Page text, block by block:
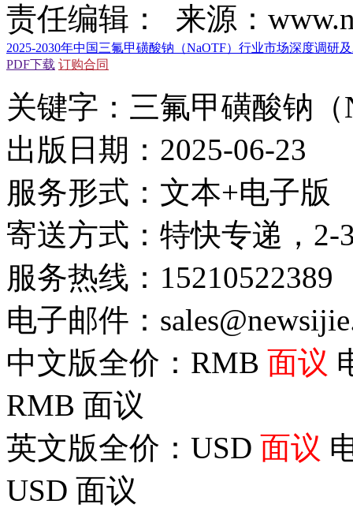
责任编辑： 来源：
2025-2030年中国三氟甲磺酸钠（NaOTF）行业市场深度调研
PDF下载 订购合同
关键字：三氟甲磺酸钠（
出版日期：2025-06-23
服务形式：文本+电子版
寄送方式：特快专递，2-
服务热线：15210522389
电子邮件：
中文版全价：RMB 面议
RMB 面议
英文版全价：USD 面议
USD 面议